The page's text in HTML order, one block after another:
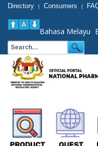
Directory | Consumers |
Bahasa Melayu